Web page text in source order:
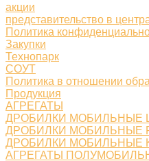
акции
представительство в
Политика
Закупки
Технопарк
СОУТ
Политика в отношении
Продукция
АГРЕГАТЫ
ДРОБИЛКИ МОБИЛЬНЫЕ
ДРОБИЛКИ МОБИЛЬНЫЕ
ДРОБИЛКИ МОБИЛЬНЫЕ
АГРЕГАТЫ